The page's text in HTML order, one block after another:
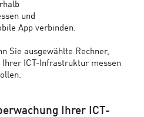
und
App verbinden.
Sie ausgewählte Rechner,
Ihrer ICT-Infrastruktur messen
Ihrer ICT-